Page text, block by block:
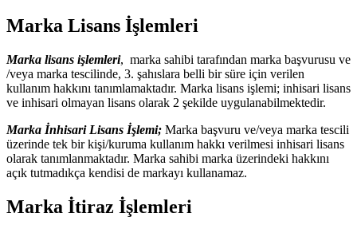
Marka Lisans İşlemleri
Marka lisans işlemleri, marka sahibi tarafından marka başvurusu ve
/veya marka tescilinde, 3. şahıslara belli bir süre için verilen
kullanım hakkını tanımlamaktadır. Marka lisans işlemi; inhisari lisans
ve inhisari olmayan lisans olarak 2 şekilde uygulanabilmektedir.
Marka İnhisari Lisans İşlemi; Marka başvuru ve/veya marka tescili
üzerinde tek bir kişi/kuruma kullanım hakkı verilmesi inhisari lisans
olarak tanımlanmaktadır. Marka sahibi marka üzerindeki hakkını
açık tutmadıkça kendisi de markayı kullanamaz.
Marka İtiraz İşlemleri